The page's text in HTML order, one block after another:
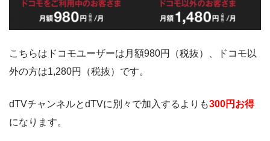
こちらはドコモユーザーは月額980円（税抜）、ドコモ以
外の方は1,280円（税抜）です。
dTVチャンネルとdTVに別々で加入するよりも300円お得
になります。